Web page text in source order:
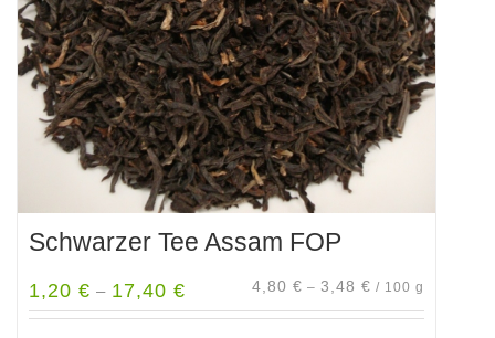
Schwarzer Tee Assam FOP
1,20 € – 17,40 € 4,80 € – 3,48 € / 100 g